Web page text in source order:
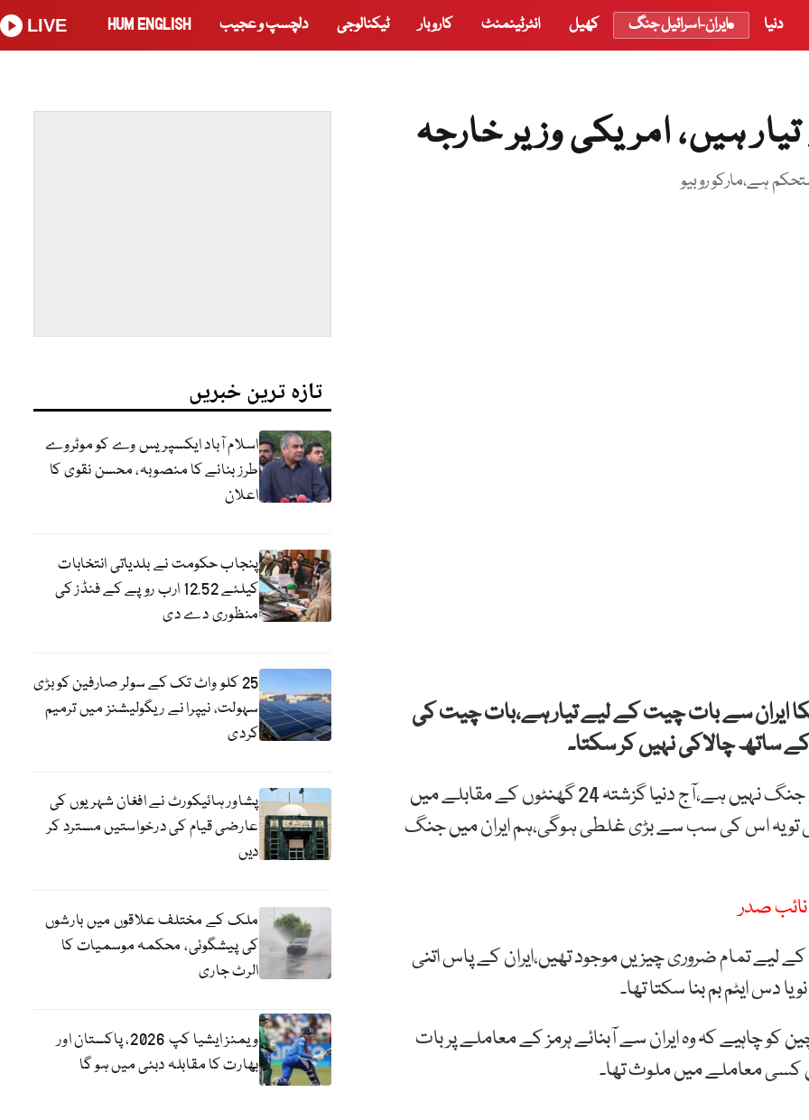
دنیا ایران-اسرائیل جنگ کھیل انٹرٹینمنٹ کاروبار ٹیکنالوجی دلچسپ و عجیب HUM ENGLISH
LIVE
ہیں، امریکی وزیر خارجہ
ایران سے بات چیت کے لیے تیار ہے،بات چیت کی
ساتھ چالاکی نہیں کر سکتا۔
ایک انٹرویو میں انہوں نے کہا کہ یہ ایران کے خلاف کوئی جنگ نہیں ہے،آج دنیا گزشتہ 24 گھنٹوں کے مقابلے میں
کی تو یہ اس کی سب سے بڑی غلطی ہوگی،ہم ایران میں جنگ
نائب صدر
لیے تمام ضروری چیزیں موجود تھیں،ایران کے پاس اتنی
یا دس ایٹم بم بنا سکتا تھا۔
کو چاہیے کہ وہ ایران سے آبنائے ہرمز کے معاملے پر بات
معاملے میں ملوث تھا۔
تازہ ترین خبریں
اسلام آباد ایکسپریس وے کو موٹروے
طرز بنانے کا منصوبہ، محسن نقوی کا
اعلان
پنجاب حکومت نے بلدیاتی انتخابات
کیلئے 12.52 ارب روپے کے فنڈز کی
منظوری دے دی
25 کلو واٹ تک کے سولر صارفین کو بڑی
سہولت، نیپرا نے ریگولیشنز میں ترمیم
کردی
پشاور ہائیکورٹ نے افغان شہریوں کی
عارضی قیام کی درخواستیں مسترد کر
دیں
ملک کے مختلف علاقوں میں بارشوں
کی پیشگوئی، محکمہ موسمیات کا
الرٹ جاری
ویمنز ایشیا کپ 2026، پاکستان اور
بھارت کا مقابلہ دبئی میں ہو گا